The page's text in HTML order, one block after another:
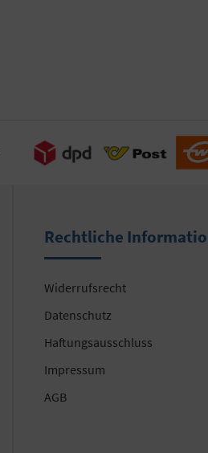
Rechtliche
Widerrufsrecht
Datenschutz
Haftungsausschluss
Impressum
AGB